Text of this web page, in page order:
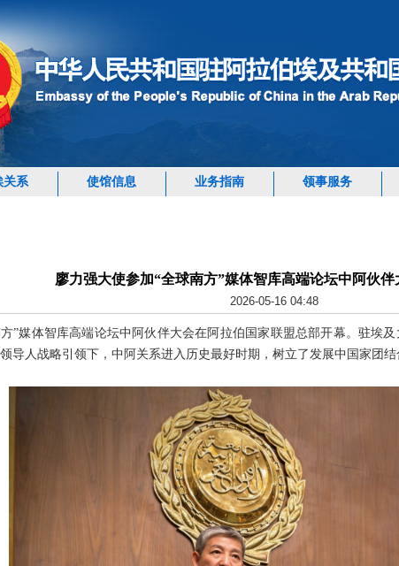
关系 使馆信息 业务指南 领事服务
廖力强大使参加“全球南方”媒体智库高端论坛中阿伙
2026-05-16 04:48
”媒体智库高端论坛中阿伙伴大会在阿拉伯国家联盟总部开幕。驻埃
导人战略引领下，中阿关系进入历史最好时期，树立了发展中国家团结